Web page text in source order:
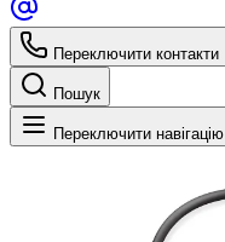
Переключити контакти
Пошук
Переключити навігацію